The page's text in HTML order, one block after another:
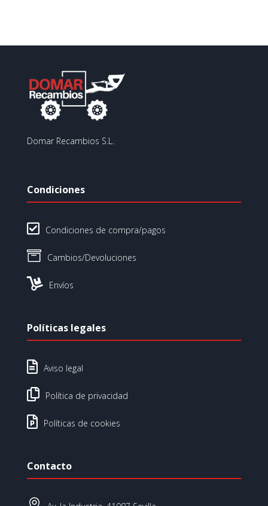
Domar Recambios S.L.
Condiciones
 Condiciones de compra/pagos
 Cambios/Devoluciones
 Envíos
Políticas legales
 Aviso legal
 Política de privacidad
 Políticas de cookies
Contacto